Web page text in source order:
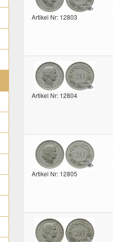
Artikel Nr: 12803
Artikel Nr: 12804
Artikel Nr: 12805